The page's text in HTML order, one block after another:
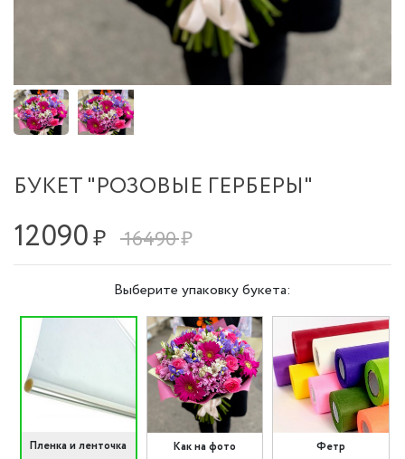
БУКЕТ "РОЗОВЫЕ ГЕРБЕРЫ"
12090₽ 16490 ₽
Выберите упаковку букета:
Пленка и ленточка
Как на фото
Фетр